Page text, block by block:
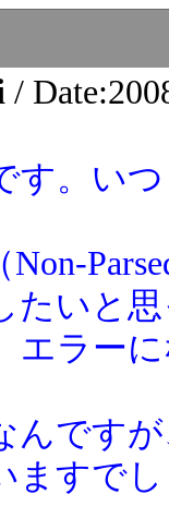
/ Date:
す。い
たいと
エラー
んです
ますで